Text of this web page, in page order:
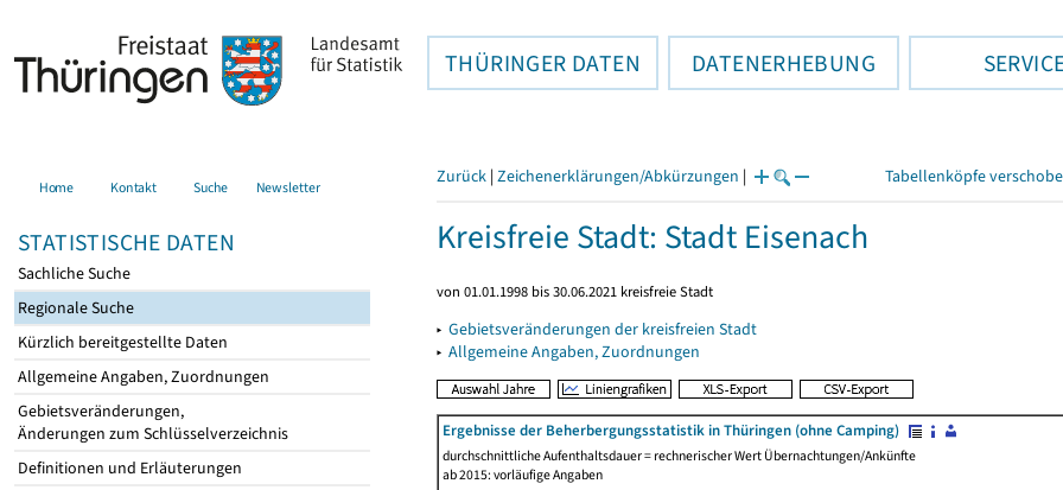
THÜRINGER DATEN DATENERHEBUNG
Home Kontakt Suche Newsletter
STATISTISCHE DATEN
Sachliche Suche
Regionale Suche
Kürzlich bereitgestellte Daten
Allgemeine Angaben, Zuordnungen
Gebietsveränderungen,
Änderungen zum Schlüsselverzeichnis
Definitionen und Erläuterungen
Zurück | Zeichenerklärungen/Abkürzungen | Tabellenköpfe
Kreisfreie Stadt: Stadt Eisenach
von 01.01.1998 bis 30.06.2021 kreisfreie Stadt
▸ Gebietsveränderungen der kreisfreien Stadt
▸ Allgemeine Angaben, Zuordnungen
Ergebnisse der Beherbergungsstatistik in Thüringen (ohne Camping)
durchschnittliche Aufenthaltsdauer = rechnerischer Wert Übernachtungen/Ankünfte
ab 2015: vorläufige Angaben